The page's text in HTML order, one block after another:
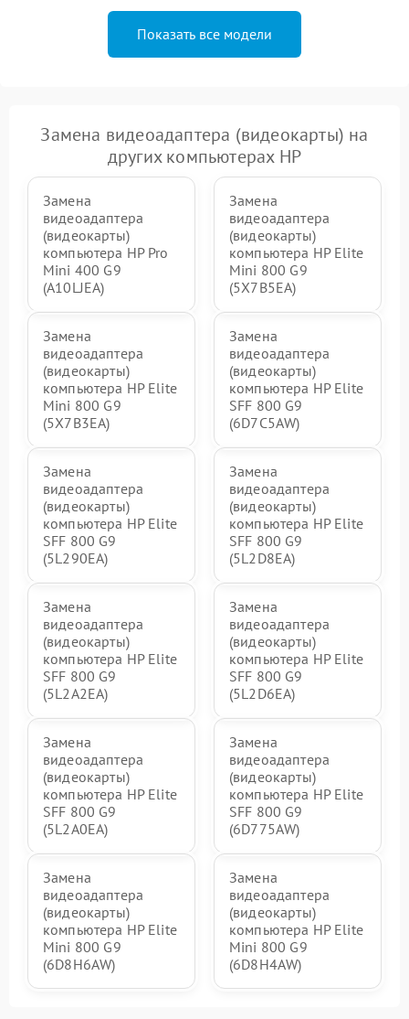
Показать все модели
Замена видеоадаптера (видеокарты) на
других компьютерах HP
Замена
видеоадаптера
(видеокарты)
компьютера HP Pro
Mini 400 G9
(A10LJEA)
Замена
видеоадаптера
(видеокарты)
компьютера HP Elite
Mini 800 G9
(5X7B5EA)
Замена
видеоадаптера
(видеокарты)
компьютера HP Elite
Mini 800 G9
(5X7B3EA)
Замена
видеоадаптера
(видеокарты)
компьютера HP Elite
SFF 800 G9
(6D7C5AW)
Замена
видеоадаптера
(видеокарты)
компьютера HP Elite
SFF 800 G9
(5L290EA)
Замена
видеоадаптера
(видеокарты)
компьютера HP Elite
SFF 800 G9
(5L2D8EA)
Замена
видеоадаптера
(видеокарты)
компьютера HP Elite
SFF 800 G9
(5L2A2EA)
Замена
видеоадаптера
(видеокарты)
компьютера HP Elite
SFF 800 G9
(5L2D6EA)
Замена
видеоадаптера
(видеокарты)
компьютера HP Elite
SFF 800 G9
(5L2A0EA)
Замена
видеоадаптера
(видеокарты)
компьютера HP Elite
SFF 800 G9
(6D775AW)
Замена
видеоадаптера
(видеокарты)
компьютера HP Elite
Mini 800 G9
(6D8H6AW)
Замена
видеоадаптера
(видеокарты)
компьютера HP Elite
Mini 800 G9
(6D8H4AW)